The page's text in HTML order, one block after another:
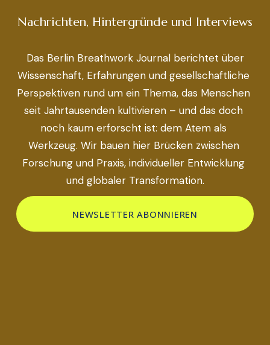
Nachrichten, Hintergründe und Interviews
Wissenschaft, Erfahrungen und gesellschaftliche
Perspektiven rund um ein Thema, das Menschen
seit Jahrtausenden kultivieren – und das doch
noch kaum erforscht ist: dem Atem als
Werkzeug. Wir bauen hier Brücken zwischen
Forschung und Praxis, individueller Entwicklung
und globaler Transformation.
NEWSLETTER ABONNIEREN